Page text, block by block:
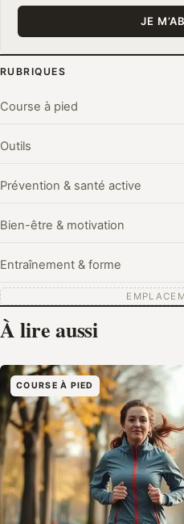
sans.Une chose que je
ni médecin ni coach
invite à consulter un
JE
RUBRIQUES
Course à pied
Outils
Prévention & santé active
Bien-être & motivation
Entraînement & forme
À lire aussi
COURSE À PIED